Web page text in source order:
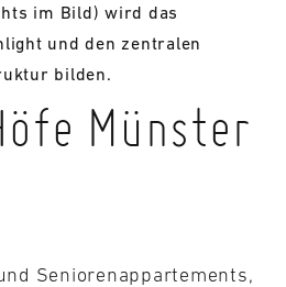
im Bild) wird das
und den zentralen
bilden.
Münster
Seniorenappartements,